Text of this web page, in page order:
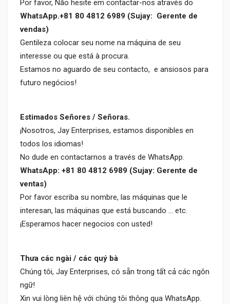
Por favor, Não hesite em contactar-nos através do
WhatsApp.+81 80 4812 6989 (Sujay: Gerente de
vendas)
Gentileza colocar seu nome na máquina de seu
interesse ou que está à procura.
Estamos no aguardo de seu contacto, e ansiosos para
futuro negócios!
Estimados Señores / Señoras.
¡Nosotros, Jay Enterprises, estamos disponibles en
todos los idiomas!
No dude en contactarnos a través de WhatsApp.
WhatsApp: +81 80 4812 6989 (Sujay: Gerente de
ventas)
Por favor escriba su nombre, las máquinas que le
interesan, las máquinas que está buscando ... etc.
¡Esperamos hacer negocios con usted!
Thưa các ngài / các quý bà
Chúng tôi, Jay Enterprises, có sẵn trong tất cả các ngôn
ngữ!
Xin vui lòng liên hệ với chúng tôi thông qua WhatsApp.